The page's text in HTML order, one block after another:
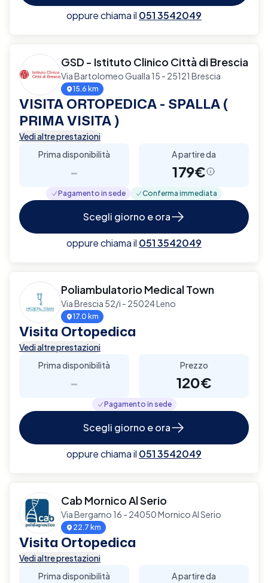
oppure chiama il 051 3542049
GSD - Istituto Clinico Città di Brescia
Via Bartolomeo Gualla 15 - 25121 Brescia
15.6 km
VISITA ORTOPEDICA - SPALLA (
PRIMA VISITA )
Vedi altre prestazioni
Prima disponibilità
-
A partire da
179€
Pagamento in sede Conferma immediata
Scegli giorno e ora
oppure chiama il 051 3542049
Poliambulatorio Medical Town
Via Brescia 52/i - 25024 Leno
17.0 km
Visita Ortopedica
Vedi altre prestazioni
Prima disponibilità
-
Prezzo
120€
Pagamento in sede
Scegli giorno e ora
oppure chiama il 051 3542049
Cab Mornico Al Serio
Via Bergamo 16 - 24050 Mornico Al Serio
22.7 km
Visita Ortopedica
Vedi altre prestazioni
Prima disponibilità
A partire da